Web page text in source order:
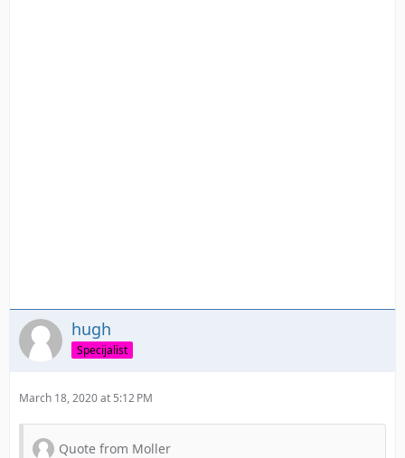
hugh
Specijalist
March 18, 2020 at 5:12 PM
Quote from Moller